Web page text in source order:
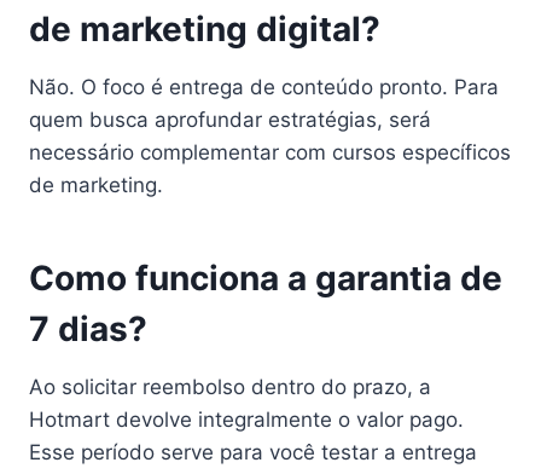
de marketing digital?
Não. O foco é entrega de conteúdo pronto. Para
quem busca aprofundar estratégias, será
necessário complementar com cursos específicos
de marketing.
Como funciona a garantia de
7 dias?
Ao solicitar reembolso dentro do prazo, a
Hotmart devolve integralmente o valor pago.
Esse período serve para você testar a entrega